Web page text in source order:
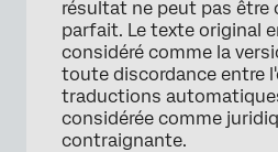
résultat ne peut pas
parfait. Le texte original
considéré comme la
toute discordance entre
traductions
considérée comme
contraignante.